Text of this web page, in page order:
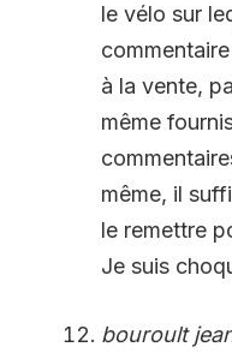
le vélo sur
à la vente,
même
même, il
le remettre
Je suis
bouroult